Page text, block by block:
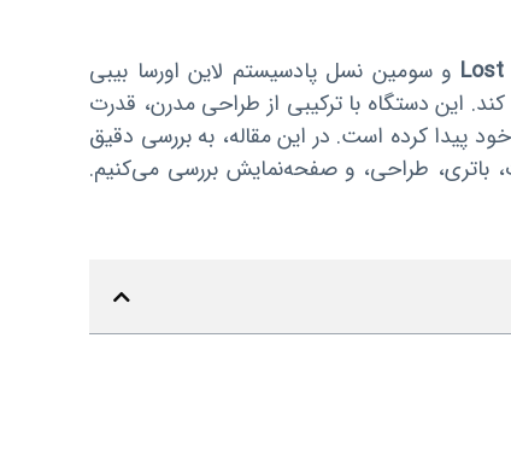
Lost و سومین نسل پادسیستم لاین اورسا بیبی
این دستگاه با ترکیبی از طراحی مدرن، قدرت
پیدا کرده است. در این مقاله، به بررسی دقیق
باتری، طراحی، و صفحه‌نمایش بررسی می‌کنیم.